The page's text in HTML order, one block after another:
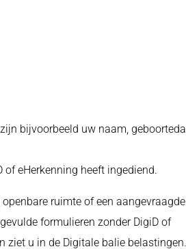
bijvoorbeeld uw naam,
eHerkenning heeft ingediend.
ruimte of een aangevraagde
formulieren zonder DigiD of
ziet u in de Digitale balie belastingen.